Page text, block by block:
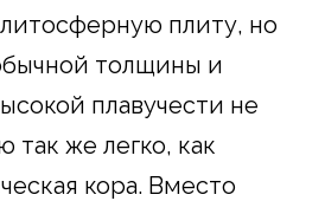
плиту, но
толщины и
плавучести не
так же легко, как
кора. Вместо